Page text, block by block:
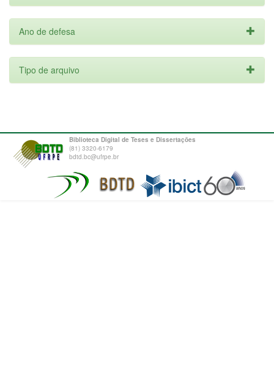
Ano de defesa
Tipo de arquivo
Biblioteca Digital de Teses e Dissertações
(81) 3320-6179
bdtd.bc@ufrpe.br